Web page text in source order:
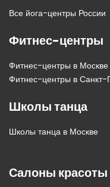
Все йога-центры России
Фитнес-центры
Фитнес-центры в Москве
Фитнес-центры в Санкт-
Школы танца
Школы танца в Москве
Салоны красоты